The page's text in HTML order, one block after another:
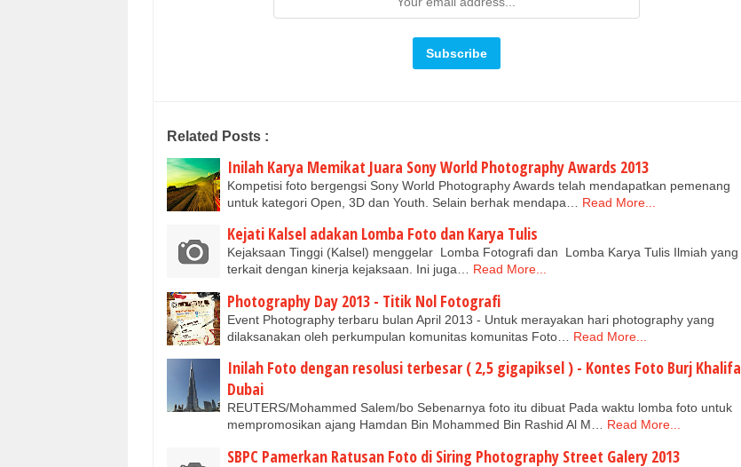
Related Posts :
Inilah Karya Memikat Juara Sony World Photography Awards 2013
Kompetisi foto bergengsi Sony World Photography Awards telah mendapatkan pemenang
untuk kategori Open, 3D dan Youth. Selain berhak mendapa…
Read More...
Kejati Kalsel adakan Lomba Foto dan Karya Tulis
Kejaksaan Tinggi (Kalsel) menggelar Lomba Fotografi dan Lomba Karya Tulis Ilmiah yang
terkait dengan kinerja kejaksaan. Ini juga… Read More...
Photography Day 2013 - Titik Nol Fotografi
Event Photography terbaru bulan April 2013 - Untuk merayakan hari photography yang
dilaksanakan oleh perkumpulan komunitas komunitas Foto…
Read More...
Inilah Foto dengan resolusi terbesar ( 2,5 gigapiksel ) - Kontes Foto Burj Khalifa
Dubai
REUTERS/Mohammed Salem/bo Sebenarnya foto itu dibuat Pada waktu lomba foto untuk
mempromosikan ajang Hamdan Bin Mohammed Bin Rashid Al M… Read More...
SBPC Pamerkan Ratusan Foto di Siring Photography Street Galery 2013